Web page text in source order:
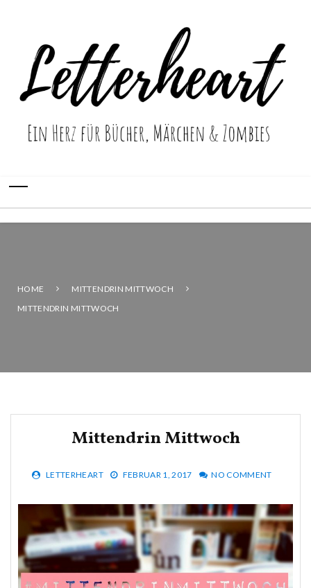
HOME
MITTENDRIN MITTWOCH
MITTENDRIN MITTWOCH
Mittendrin Mittwoch
LETTERHEART FEBRUAR 1, 2017 NO COMMENT